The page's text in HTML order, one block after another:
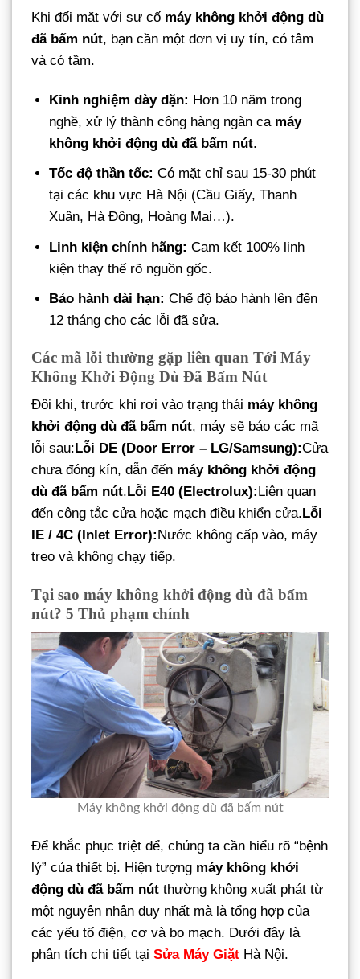
Khi đối mặt với sự cố máy không khởi động dù
đã bấm nút, bạn cần một đơn vị uy tín, có tâm
và có tầm.
Kinh nghiệm dày dặn: Hơn 10 năm trong
nghề, xử lý thành công hàng ngàn ca máy
không khởi động dù đã bấm nút.
Tốc độ thần tốc: Có mặt chỉ sau 15-30 phút
tại các khu vực Hà Nội (Cầu Giấy, Thanh
Xuân, Hà Đông, Hoàng Mai…).
Linh kiện chính hãng: Cam kết 100% linh
kiện thay thế rõ nguồn gốc.
Bảo hành dài hạn: Chế độ bảo hành lên đến
12 tháng cho các lỗi đã sửa.
Các mã lỗi thường gặp liên quan Tới Máy
Không Khởi Động Dù Đã Bấm Nút
Đôi khi, trước khi rơi vào trạng thái máy không
khởi động dù đã bấm nút, máy sẽ báo các mã
lỗi sau:Lỗi DE (Door Error – LG/Samsung):Cửa
chưa đóng kín, dẫn đến máy không khởi động
dù đã bấm nút.Lỗi E40 (Electrolux):Liên quan
đến công tắc cửa hoặc mạch điều khiển cửa.Lỗi
IE / 4C (Inlet Error):Nước không cấp vào, máy
treo và không chạy tiếp.
Tại sao máy không khởi động dù đã bấm
nút? 5 Thủ phạm chính
Máy không khởi động dù đã bấm nút
Để khắc phục triệt để, chúng ta cần hiểu rõ “bệnh
lý” của thiết bị. Hiện tượng máy không khởi
động dù đã bấm nút thường không xuất phát từ
một nguyên nhân duy nhất mà là tổng hợp của
các yếu tố điện, cơ và bo mạch. Dưới đây là
phân tích chi tiết tại Sửa Máy Giặt Hà Nội.